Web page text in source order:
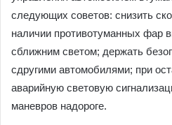
следующих советов: снизить
наличии противотуманных фар
сближним светом; держать
сдругими автомобилями; при
аварийную световую
маневров надороге.